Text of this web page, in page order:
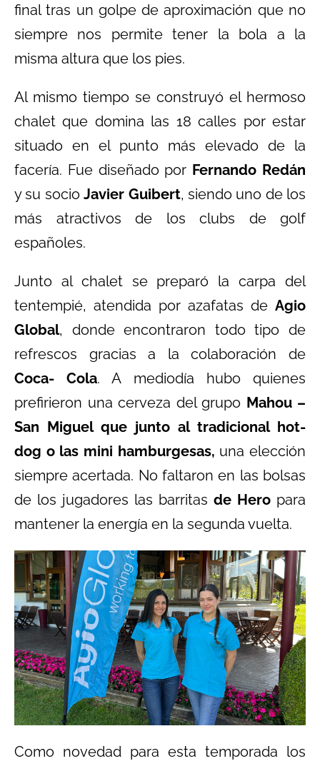
final tras un golpe de aproximación que no
siempre nos permite tener la bola a la
misma altura que los pies.
Al mismo tiempo se construyó el hermoso
chalet que domina las 18 calles por estar
situado en el punto más elevado de la
facería. Fue diseñado por Fernando Redán
y su socioJavier Guibert, siendo uno de los
más atractivos de los clubs de golf
españoles.
Junto al chalet se preparó la carpa del
tentempié, atendida por azafatas de Agio
Global, donde encontraron todo tipo de
refrescos gracias a la colaboración de
Coca- Cola. A mediodía hubo quienes
prefirieron una cerveza del grupo Mahou –
San Miguel que junto al tradicional hot-
dog o las mini hamburgesas, una elección
siempre acertada. No faltaron en las bolsas
de los jugadores las barritas de Hero para
mantener la energía en la segunda vuelta.
Como novedad para esta temporada los